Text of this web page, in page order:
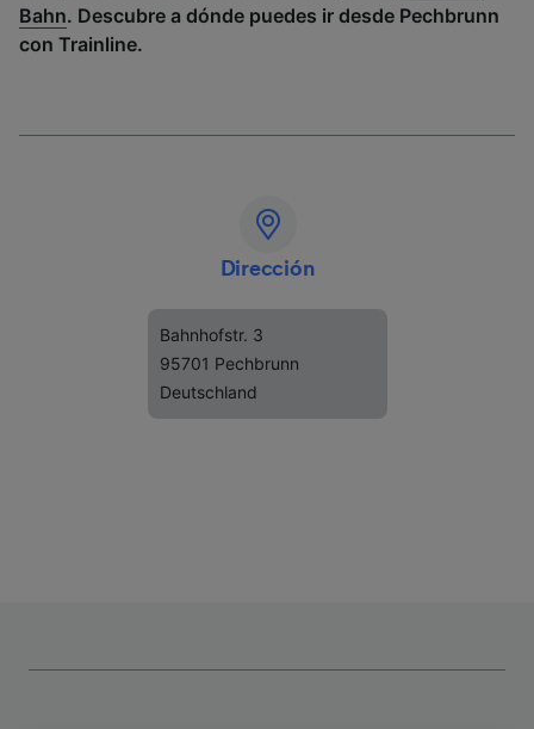
Bahn. Descubre a dónde puedes ir desde Pechbrunn
con Trainline.
Dirección
Bahnhofstr. 3
95701 Pechbrunn
Deutschland